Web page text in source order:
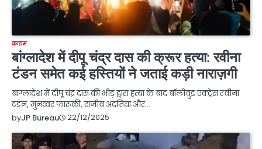
क्राइम
बांग्लादेश में दीपू चंद्र दास की क्रूर हत्या: रवीना
टंडन समेत कई हस्तियों ने जताई कड़ी नाराज़गी
बांग्लादेश में दीपू चंद्र दास की भीड़ द्वारा हत्या के बाद बॉलीवुड एक्ट्रेस रवीना
टंडन, मुनव्वर फारूकी, राजीव अदतिया और…
byJP Bureau 22/12/2025